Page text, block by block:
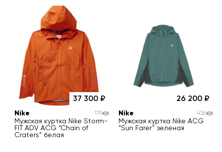
37 300
Nike
Мужская куртка Nike Storm-
FIT ADV ACG “Chain of
Craters” белая
175
26 200
Nike
Мужская куртка Nike ACG
“Sun Farer” зеленая
436